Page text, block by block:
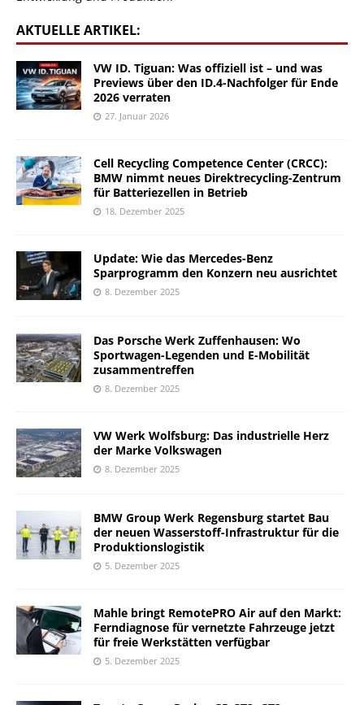
AKTUELLE ARTIKEL:
VW ID. Tiguan: Was offiziell ist – und was
Previews über den ID.4-Nachfolger für Ende
2026 verraten
27. Januar 2026
Cell Recycling Competence Center (CRCC):
BMW nimmt neues Direktrecycling-Zentrum
für Batteriezellen in Betrieb
18. Dezember 2025
Update: Wie das Mercedes-Benz
Sparprogramm den Konzern neu ausrichtet
8. Dezember 2025
Das Porsche Werk Zuffenhausen: Wo
Sportwagen-Legenden und E-Mobilität
zusammentreffen
8. Dezember 2025
VW Werk Wolfsburg: Das industrielle Herz
der Marke Volkswagen
8. Dezember 2025
BMW Group Werk Regensburg startet Bau
der neuen Wasserstoff-Infrastruktur für die
Produktionslogistik
5. Dezember 2025
Mahle bringt RemotePRO Air auf den Markt:
Ferndiagnose für vernetzte Fahrzeuge jetzt
für freie Werkstätten verfügbar
5. Dezember 2025